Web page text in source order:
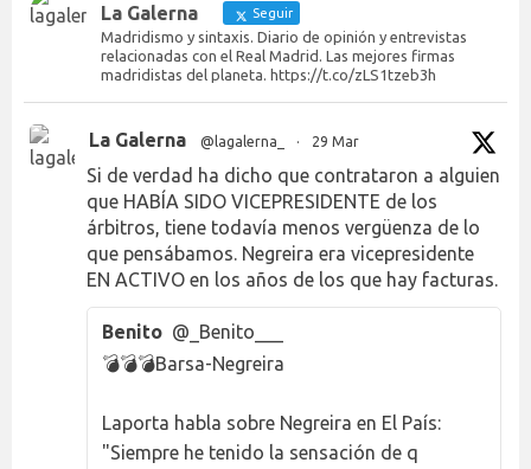
La Galerna Seguir
Madridismo y sintaxis. Diario de opinión y entrevistas
relacionadas con el Real Madrid. Las mejores firmas
madridistas del planeta. https://t.co/zLS1tzeb3h
La Galerna @lagalerna_ · 29 Mar
Si de verdad ha dicho que contrataron a alguien
que HABÍA SIDO VICEPRESIDENTE de los
árbitros, tiene todavía menos vergüenza de lo
que pensábamos. Negreira era vicepresidente
EN ACTIVO en los años de los que hay facturas.
Benito @_Benito___
💣💣💣Barsa-Negreira
Laporta habla sobre Negreira en El País:
"Siempre he tenido la sensación de q